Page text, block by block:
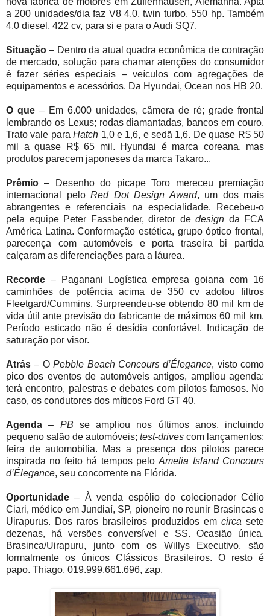
a 200 unidades/dia faz V8 4,0, twin turbo, 550 hp. Também
4,0 diesel, 422 cv, para si e para o Audi SQ7.
Situação – Dentro da atual quadra econômica de contração
de mercado, solução para chamar atenções do consumidor
é fazer séries especiais – veículos com agregações de
equipamentos e acessórios. Da Hyundai, Ocean nos HB 20.
O que – Em 6.000 unidades, câmera de ré; grade frontal
lembrando os Lexus; rodas diamantadas, bancos em couro.
Trato vale paraHatch 1,0 e 1,6, e sedã 1,6. De quase R$ 50
mil a quase R$ 65 mil. Hyundai é marca coreana, mas
produtos parecem japoneses da marca Takaro...
Prêmio – Desenho do picape Toro mereceu premiação
internacional pelo Red Dot Design Award, um dos mais
abrangentes e referenciais na especialidade. Recebeu-o
pela equipe Peter Fassbender, diretor de design da FCA
América Latina. Conformação estética, grupo óptico frontal,
parecença com automóveis e porta traseira bi partida
calçaram as diferenciações para a láurea.
Recorde – Paganani Logística empresa goiana com 16
caminhões de potência acima de 350 cv adotou filtros
Fleetgard/Cummins. Surpreendeu-se obtendo 80 mil km de
vida útil ante previsão do fabricante de máximos 60 mil km.
Período esticado não é desídia confortável. Indicação de
saturação por visor.
Atrás – OPebble Beach Concours d’Élegance, visto como
pico dos eventos de automóveis antigos, ampliou agenda:
terá encontro, palestras e debates com pilotos famosos. No
caso, os condutores dos míticos Ford GT 40.
Agenda – PB se ampliou nos últimos anos, incluindo
pequeno salão de automóveis; test-drives com lançamentos;
feira de automobilia. Mas a presença dos pilotos parece
inspirada no feito há tempos peloAmelia Island Concours
d’Élegance, seu concorrente na Flórida.
Oportunidade – À venda espólio do colecionador Célio
Ciari, médico em Jundiaí, SP, pioneiro no reunir Brasincas e
Uirapurus. Dos raros brasileiros produzidos em circa sete
dezenas, há versões conversível e SS. Ocasião única.
Brasinca/Uirapuru, junto com os Willys Executivo, são
formalmente os únicos Clássicos Brasileiros. O resto é
papo. Thiago, 019.999.661.696, zap.